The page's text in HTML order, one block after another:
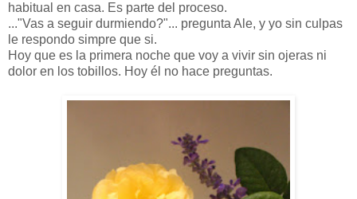
habitual en casa. Es parte del proceso.
..."Vas a seguir durmiendo?"... pregunta Ale, y yo sin culpas
le respondo simpre que si.
Hoy que es la primera noche que voy a vivir sin ojeras ni
dolor en los tobillos. Hoy él no hace preguntas.